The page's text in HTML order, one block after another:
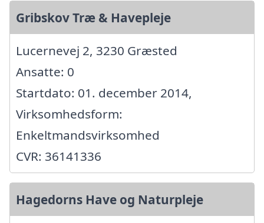
Gribskov Træ & Havepleje
Lucernevej 2, 3230 Græsted
Ansatte: 0
Startdato: 01. december 2014,
Virksomhedsform:
Enkeltmandsvirksomhed
CVR: 36141336
Hagedorns Have og Naturpleje